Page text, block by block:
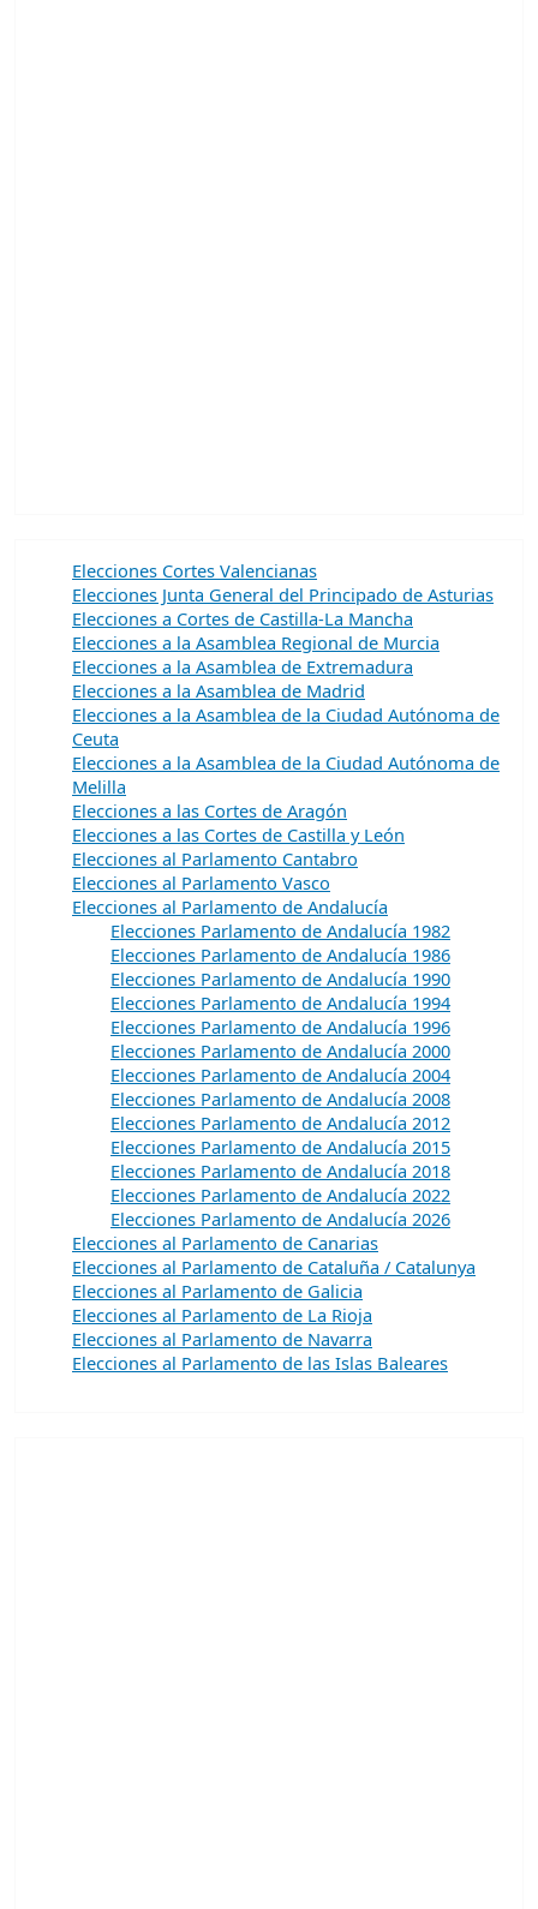
Elecciones Cortes Valencianas
Elecciones Junta General del Principado de Asturias
Elecciones a Cortes de Castilla-La Mancha
Elecciones a la Asamblea Regional de Murcia
Elecciones a la Asamblea de Extremadura
Elecciones a la Asamblea de Madrid
Elecciones a la Asamblea de la Ciudad Autónoma de
Ceuta
Elecciones a la Asamblea de la Ciudad Autónoma de
Melilla
Elecciones a las Cortes de Aragón
Elecciones a las Cortes de Castilla y León
Elecciones al Parlamento Cantabro
Elecciones al Parlamento Vasco
Elecciones al Parlamento de Andalucía
Elecciones Parlamento de Andalucía 1982
Elecciones Parlamento de Andalucía 1986
Elecciones Parlamento de Andalucía 1990
Elecciones Parlamento de Andalucía 1994
Elecciones Parlamento de Andalucía 1996
Elecciones Parlamento de Andalucía 2000
Elecciones Parlamento de Andalucía 2004
Elecciones Parlamento de Andalucía 2008
Elecciones Parlamento de Andalucía 2012
Elecciones Parlamento de Andalucía 2015
Elecciones Parlamento de Andalucía 2018
Elecciones Parlamento de Andalucía 2022
Elecciones Parlamento de Andalucía 2026
Elecciones al Parlamento de Canarias
Elecciones al Parlamento de Cataluña / Catalunya
Elecciones al Parlamento de Galicia
Elecciones al Parlamento de La Rioja
Elecciones al Parlamento de Navarra
Elecciones al Parlamento de las Islas Baleares